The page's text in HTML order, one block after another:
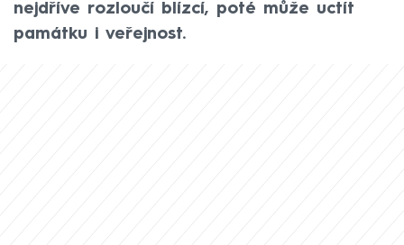
nejdříve rozloučí blízcí, poté může uctít
památku i veřejnost.